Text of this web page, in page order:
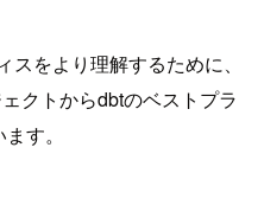
をより理解するために、
クトからdbtのベストプラ
す。